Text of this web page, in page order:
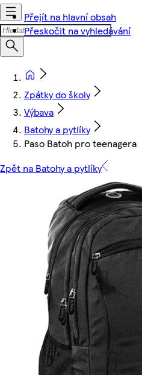
Přejít na hlavní obsah
Přeskočit na vyhledávání
Zpátky do školy
Výbava
Batohy a pytlíky
Paso Batoh pro teenagera
Zpět na Batohy a pytlíky